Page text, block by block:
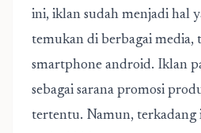
ini, iklan sudah menjadi hal
temukan di berbagai media,
smartphone android. Iklan
sebagai sarana promosi
tertentu. Namun,